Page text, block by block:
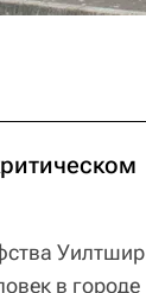
Уилтшир
в городе